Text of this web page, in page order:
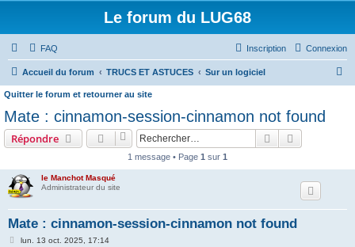
Le forum du LUG68
FAQ Connexion
Inscription
Accueil du forum TRUCS ET ASTUCES Sur un logiciel
Quitter le forum et retourner au site
Mate : cinnamon-session-cinnamon not found
Répondre Rechercher
1 message • Page 1 sur 1
le Manchot Masqué
Administrateur du site
Mate : cinnamon-session-cinnamon not found
Mlun. 13 oct. 2025, 17:14